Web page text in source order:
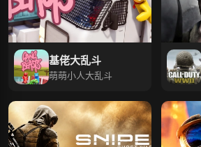
基佬大乱斗
萌萌小人大乱斗